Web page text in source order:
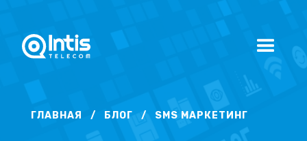
ГЛАВНАЯ / БЛОГ / SMS МАРКЕТИНГ